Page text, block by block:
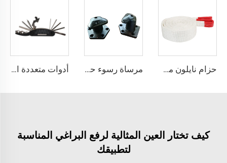
حزام نايلون مسطح 100% بسعة 2 طن، 3 أطنان، 5 أطنان لرفع الأحمال مرساة رسوء حديدية قوية الصنع أدوات متعددة الوظائف محمولة
كيف تختار العين المثالية لرفع البراغي المناسبة
لتطبيقك